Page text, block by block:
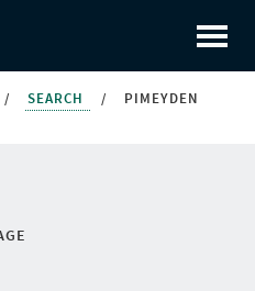
/ SEARCH /
PIMEYDEN